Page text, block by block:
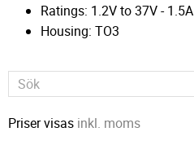
Ratings: 1.2V to 37V - 1.5A
Housing: TO3
Priser visas inkl. moms